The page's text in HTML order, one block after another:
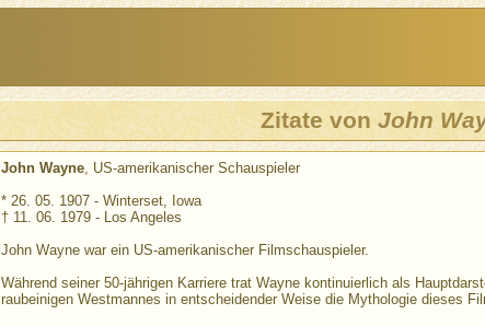
Zitate von John
John Wayne, US-amerikanischer Schauspieler
* 26. 05. 1907 - Winterset, Iowa
† 11. 06. 1979 - Los Angeles
John Wayne war ein US-amerikanischer Filmschauspieler.
Während seiner 50-jährigen Karriere trat Wayne kontinuierlich als
raubeinigen Westmannes in entscheidender Weise die Mythologie dieses